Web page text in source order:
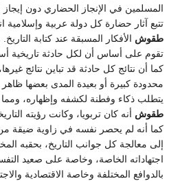
في الإنجاز الحضاري دون إيجاز
آثار حضارة كل دولة عربية وإسلامية
الأفكار المسبقة عند كتابة التاريخ.
على أساس أن لكل حادثة تاريخية أسبابا
أن نتائج كل حادثة قد تباين نتائج غيرها،
كبيرة أو بعيدة المدى بعضها ظاهر
ذكاء وفطنة لكشفه وإظهاره، ومما
أنه كان تربويا، وكانت رؤيته التاريخية
أنه لم يحصر نفسه في زاوية ضيقة من
معالجة كل جوانب التاريخ، بحقبه
الخاصة، وخاصة على صعيد التفسير
المختلفة وخاصة الاقتصادية